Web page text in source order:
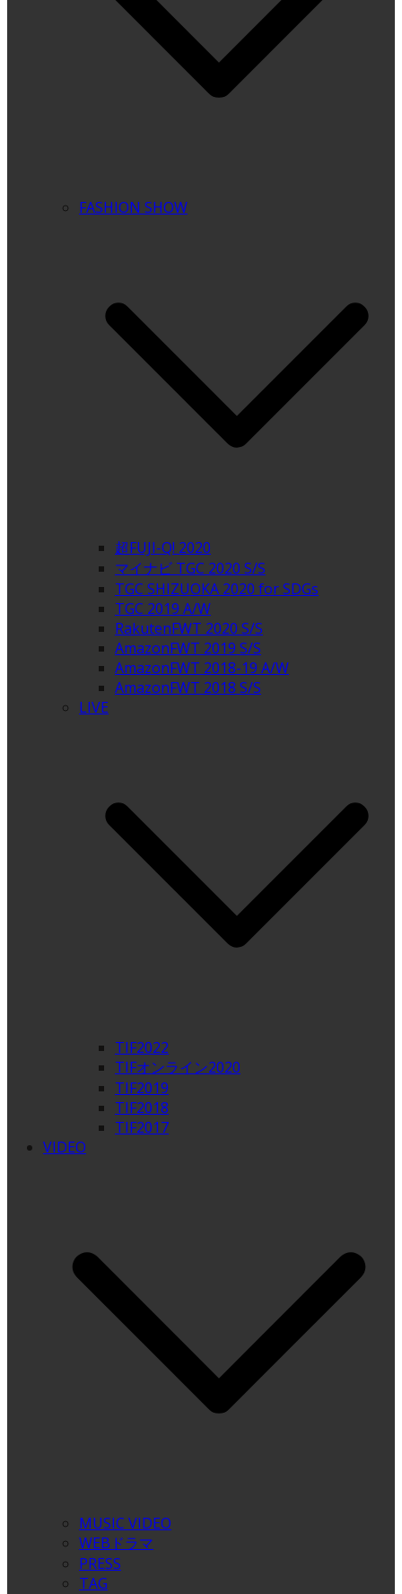
FASHION SHOW
超FUJI-Q! 2020
マイナビ TGC 2020 S/S
TGC SHIZUOKA 2020 for SDGs
TGC 2019 A/W
RakutenFWT 2020 S/S
AmazonFWT 2019 S/S
AmazonFWT 2018-19 A/W
AmazonFWT 2018 S/S
LIVE
TIF2022
TIFオンライン2020
TIF2019
TIF2018
TIF2017
VIDEO
MUSIC VIDEO
WEBドラマ
PRESS
TAG